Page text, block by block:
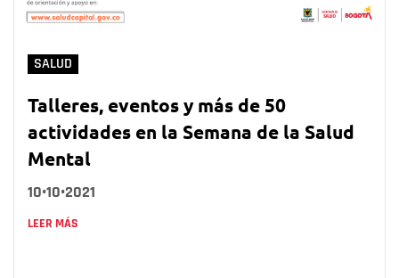
SALUD
Talleres, eventos y más de 50
actividades en la Semana de la Salud
Mental
10•10•2021
LEER MÁS